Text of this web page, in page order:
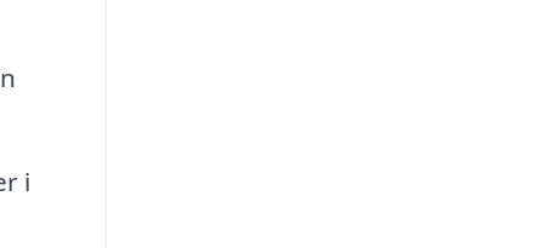
i